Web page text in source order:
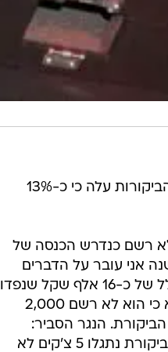
של פקידת שומה גוש דן, נערכו 167 ביקורות בעסקים ממגוון תחומים. מהביקורות עלה כי כ-13%
רשם כנדרש הכנסה של
אני עובר על הדברים
ועושה סדר". שיפוצניק אצלו נערכה ביקורת לא רשם שני צ'קים בסך כולל של כ-16 אלף שקל שנפדו
בצ'יינג'. השיפוצניק טען: "אבדוק שוב". בביקורת שנערכה אצל נגר נמצא כי הוא לא רשם 2,000
שקיבל ביום הביקורת. הנגר הסביר:
"בסוף העבודה אני רושם את הכל". במשרדו של רואה חשבון בו נערכה ביקורת נתגלו 5 צ'קים לא